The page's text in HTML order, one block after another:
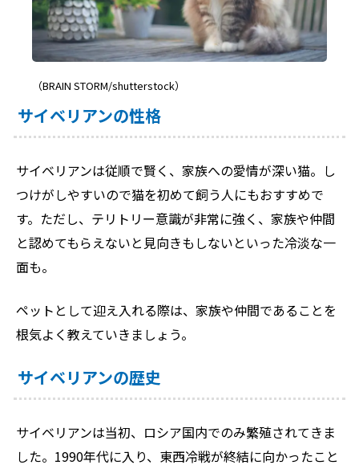
（BRAIN STORM/shutterstock）
サイベリアンの性格
サイベリアンは従順で賢く、家族への愛情が深い猫。し
つけがしやすいので猫を初めて飼う人にもおすすめで
す。ただし、テリトリー意識が非常に強く、家族や仲間
と認めてもらえないと見向きもしないといった冷淡な一
面も。
ペットとして迎え入れる際は、家族や仲間であることを
根気よく教えていきましょう。
サイベリアンの歴史
サイベリアンは当初、ロシア国内でのみ繁殖されてきま
した。1990年代に入り、東西冷戦が終結に向かったこと